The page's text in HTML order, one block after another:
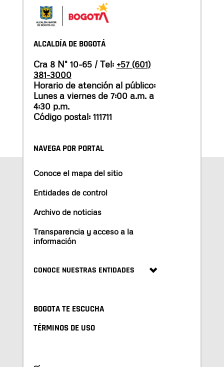
ALCALDÍA DE BOGOTÁ
Cra 8 N° 10-65 / Tel: +57 (601)
381-3000
Horario de atención al público:
Lunes a viernes de 7:00 a.m. a
4:30 p.m.
Código postal: 111711
NAVEGA POR PORTAL
Conoce el mapa del sitio
Entidades de control
Archivo de noticias
Transparencia y acceso a la
información
CONOCE NUESTRAS ENTIDADES
BOGOTA TE ESCUCHA
TÉRMINOS DE USO